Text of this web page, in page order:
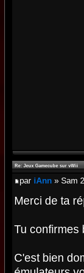
Re: Jeux Gamecube sur vWii
par iAnn » Sam
Merci de ta
Tu confirmes
C'est bien